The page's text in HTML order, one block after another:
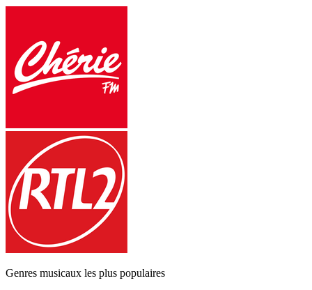
Genres musicaux les plus populaires